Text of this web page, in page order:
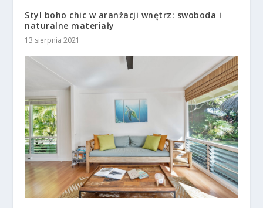
Styl boho chic w aranżacji wnętrz: swoboda i
naturalne materiały
13 sierpnia 2021